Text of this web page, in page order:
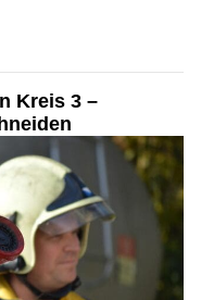
Kreis 3 –